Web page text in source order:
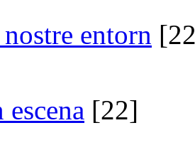
entorn
escena [22]